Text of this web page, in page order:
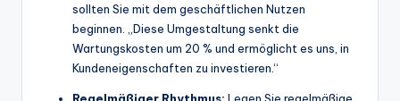
sollten Sie mit dem geschäftlichen Nutzen
beginnen. „Diese Umgestaltung senkt die
Wartungskosten um 20 % und ermöglicht es uns, in
Kundeneigenschaften zu investieren.“
Regelmäßiger Rhythmus: Legen Sie regelmäßige